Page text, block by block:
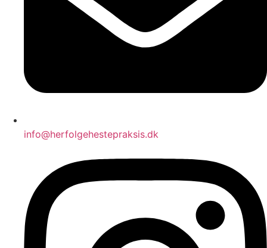
info@herfolgehestepraksis.dk